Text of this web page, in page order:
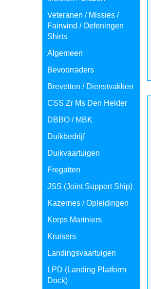
Veteranen / Missies /
Fairwind / Oefeningen
Shirts
Algemeen
Bevoorraders
Brevetten / Dienstvakken
CSS Zr Ms Den Helder
DBBO / MBK
Duikbedrijf
Duikvaartuigen
Fregatten
JSS (Joint Support Ship)
Kazernes / Opleidingen
Korps Mariniers
Kruisers
Landingsvaartuigen
LPD (Landing Platform
Dock)